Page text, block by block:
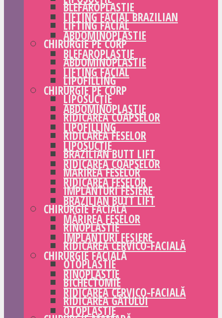
BLEFAROPLASTIE
LIFTING FACIAL
CHIRURGIE PE CORP
ABDOMINOPLASTIE
LIPOFILLING
LIPOSUCȚIE
RIDICAREA COAPSELOR
RIDICAREA FESELOR
BRAZILIAN BUTT LIFT
MĂRIREA FESELOR
IMPLANTURI FESIERE
CHIRURGIE FACIALĂ
RINOPLASTIE
RIDICAREA CERVICO-FACIALĂ
OTOPLASTIE
BICHECTOMIE
RIDICAREA GÂTULUI
LIFTING FACIAL BRAZILIAN
ABDOMINOPLASTIE
BLEFAROPLASTIE
LIFTING FACIAL
CHIRURGIE PE CORP
ABDOMINOPLASTIE
LIPOFILLING
LIPOSUCȚIE
RIDICAREA COAPSELOR
RIDICAREA FESELOR
BRAZILIAN BUTT LIFT
MĂRIREA FESELOR
IMPLANTURI FESIERE
CHIRURGIE FACIALĂ
RINOPLASTIE
RIDICAREA CERVICO-FACIALĂ
OTOPLASTIE